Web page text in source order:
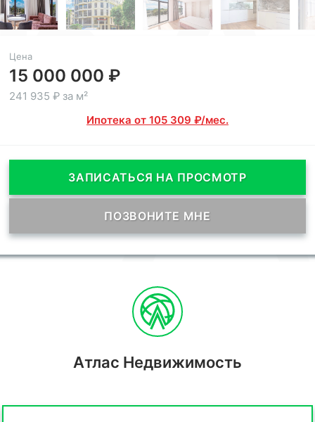
Цена
15 000 000 ₽
241 935 ₽ за м²
Ипотека от 105 309 ₽/мес.
ЗАПИСАТЬСЯ НА ПРОСМОТР
ПОЗВОНИТЕ МНЕ
Атлас Недвижимость